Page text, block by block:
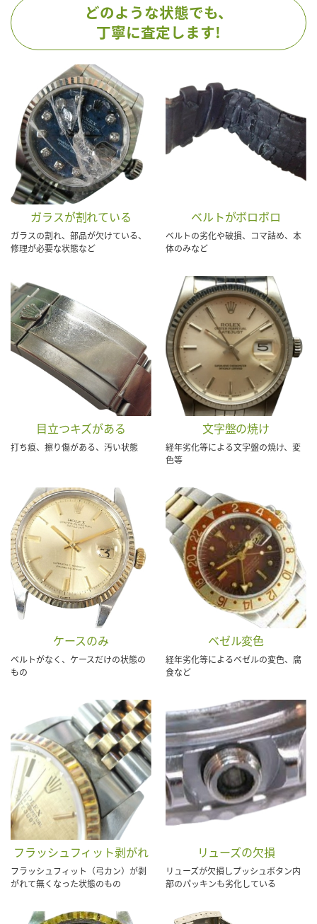
どのような状態でも、
丁寧に査定します!
ガラスが割れている
ガラスの割れ、部品が欠けている、
修理が必要な状態など
ベルトがボロボロ
ベルトの劣化や破損、コマ詰め、本
体のみなど
目立つキズがある
打ち痕、擦り傷がある、汚い状態
文字盤の焼け
経年劣化等による文字盤の焼け、変
色等
ケースのみ
ベルトがなく、ケースだけの状態の
もの
ベゼル変色
経年劣化等によるベゼルの変色、腐
食など
フラッシュフィット剥がれ
フラッシュフィット（弓カン）が剥
がれて無くなった状態のもの
リューズの欠損
リューズが欠損しプッシュボタン内
部のパッキンも劣化している